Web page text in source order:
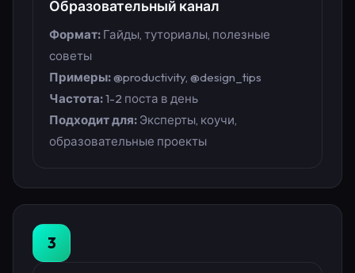
Образовательный канал
Формат: Гайды, туториалы, полезные
советы
Примеры:@productivity, @design_tips
Частота:1-2 поста в день
Подходит для: Эксперты, коучи,
образовательные проекты
3